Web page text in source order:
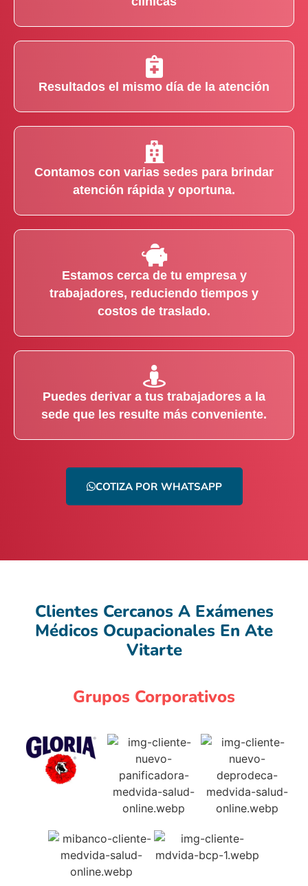
Resultados el mismo día de la atención
Contamos con varias sedes para brindar
atención rápida y oportuna.
Estamos cerca de tu empresa y
trabajadores, reduciendo tiempos y
costos de traslado.
Puedes derivar a tus trabajadores a la
sede que les resulte más conveniente.
COTIZA POR WHATSAPP
Clientes Cercanos A Exámenes
Médicos Ocupacionales En Ate
Vitarte
Grupos Corporativos